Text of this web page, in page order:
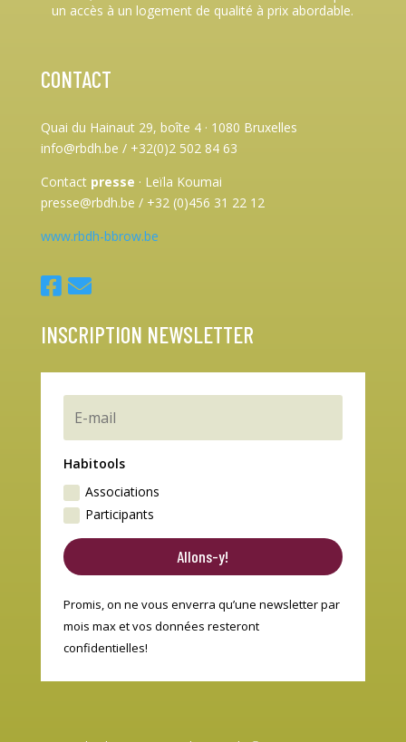
un accès à un logement de qualité à prix abordable.
CONTACT
Quai du Hainaut 29, boîte 4 · 1080 Bruxelles
info@rbdh.be / +32(0)2 502 84 63
Contact presse · Leïla Koumai
presse@rbdh.be / +32 (0)456 31 22 12
www.rbdh-bbrow.be
INSCRIPTION NEWSLETTER
Habitools
Associations
Participants
Allons-y!
Promis, on ne vous enverra qu’une newsletter par
mois max et vos données resteront
confidentielles!